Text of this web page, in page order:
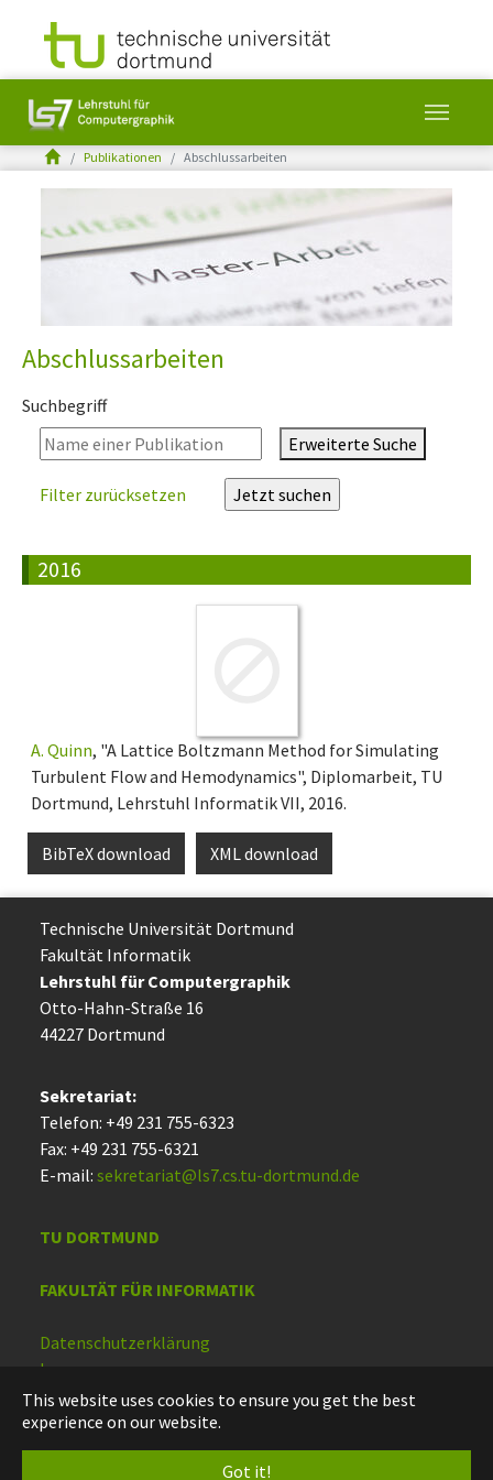
This website uses cookies to ensure you get the best
experience on our website.
Got it!
Skip to main content
You are here:Publikationen Abschlussarbeiten
Abschlussarbeiten
Suchbegriff
Erweiterte Suche
Filter zurücksetzen
2016
A. Quinn, "A Lattice Boltzmann Method for Simulating
Turbulent Flow and Hemodynamics", Diplomarbeit, TU
Dortmund, Lehrstuhl Informatik VII, 2016.
BibTeX download XML download
Technische Uni­ver­si­tät Dort­mund
Fakultät Informatik
Lehrstuhl für Computergraphik
Otto-Hahn-Straße 16
44227 Dort­mund
Sekretariat:
Telefon: +49 231 755-6323
Fax: +49 231 755-6321
E-mail: sekretariat@ls7.cs.tu-dortmund.de
TU DORTMUND
FAKULTÄT FÜR INFORMATIK
Datenschutzerklärung
Impressum
Barrierefreiheit
Deutsch